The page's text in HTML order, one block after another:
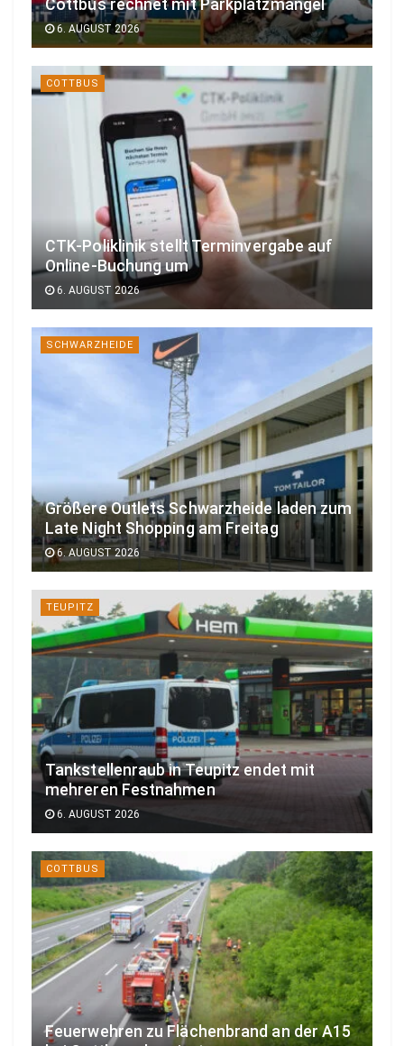
Cottbus rechnet mit Parkplatzmangel
6. AUGUST 2026
COTTBUS
CTK-Poliklinik stellt Terminvergabe auf
Online-Buchung um
6. AUGUST 2026
SCHWARZHEIDE
Größere Outlets Schwarzheide laden zum
Late Night Shopping am Freitag
6. AUGUST 2026
TEUPITZ
Tankstellenraub in Teupitz endet mit
mehreren Festnahmen
6. AUGUST 2026
COTTBUS
Feuerwehren zu Flächenbrand an der A15